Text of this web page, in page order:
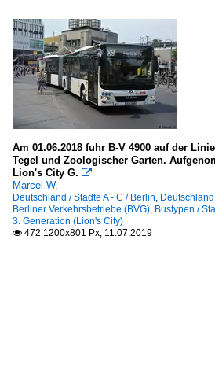
Am 01.06.2018 fuhr B-V 4900 auf der
Tegel und Zoologischer Garten.
Lion's City G. 
Marcel W.
Deutschland / Städte A - C / Berlin,
Berliner Verkehrsbetriebe (BVG), Bustypen /
3. Generation (Lion's City)
 472 1200x801 Px, 11.07.2019